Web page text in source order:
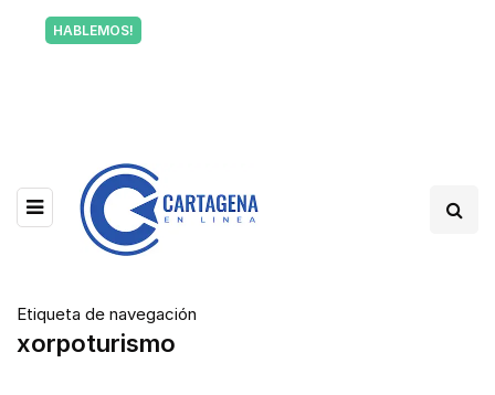
HABLEMOS!
Etiqueta de navegación
xorpoturismo